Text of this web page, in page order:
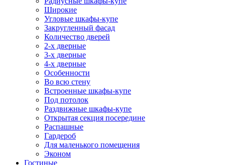
Широкие
Угловые шкафы-купе
Закругленный фасад
Количество дверей
2-х дверные
3-х дверные
4-х дверные
Особенности
Во всю стену
Встроенные шкафы-купе
Под потолок
Раздвижные шкафы-купе
Открытая секция посередине
Распашные
Гардероб
Для маленького помещения
Эконом
Гостиные